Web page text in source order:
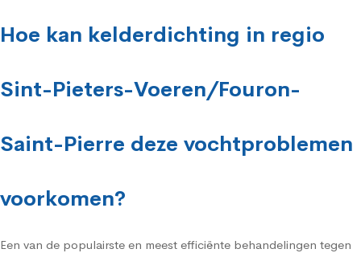
Hoe kan kelderdichting in regio
Sint-Pieters-Voeren/Fouron-
Saint-Pierre deze vochtproblemen
voorkomen?
Een van de populairste en meest efficiënte behandelingen tegen